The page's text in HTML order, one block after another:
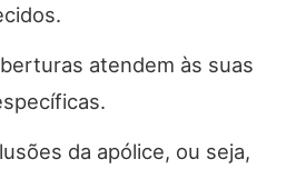
atendem às suas
da apólice, ou seja,